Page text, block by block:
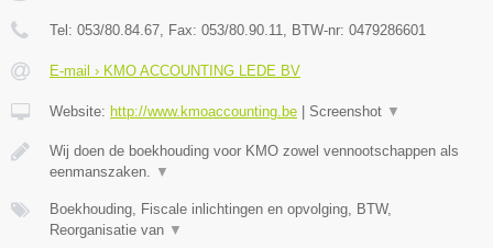
Tel: 053/80.84.67, Fax: 053/80.90.11, BTW-nr: 0479286601
E-mail › KMO ACCOUNTING LEDE BV
Website: http://www.kmoaccounting.be Screenshot ▼
Wij doen de boekhouding voor KMO zowel vennootschappen als
eenmanszaken. ▼
Boekhouding, Fiscale inlichtingen en opvolging, BTW,
Reorganisatie van ▼